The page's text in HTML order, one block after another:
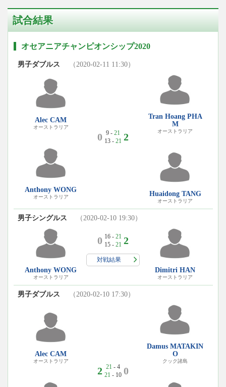
試合結果
オセアニアチャンピオンシップ2020
男子ダブルス （2020-02-11 11:30）
Alec CAM
オーストラリア
Anthony WONG
オーストラリア
0 9 - 21
13 - 21 2
Tran Hoang PHA
M
オーストラリア
Huaidong TANG
オーストラリア
男子シングルス （2020-02-10 19:30）
Anthony WONG
オーストラリア
0 16 - 21
15 - 21 2
対戦結果
Dimitri HAN
オーストラリア
男子ダブルス （2020-02-10 17:30）
Alec CAM
オーストラリア
2 21 - 4
21 - 10 0
Damus MATAKIN
O
クック諸島